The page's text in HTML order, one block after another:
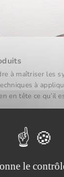
à maîtriser les
à
en tête ce qu’il
4h16
le